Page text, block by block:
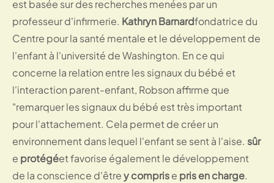
est basée sur des recherches menées par un
professeur d'infirmerie. Kathryn Barnardfondatrice du
Centre pour la santé mentale et le développement de
l'enfant à l'université de Washington. En ce qui
concerne la relation entre les signaux du bébé et
l'interaction parent-enfant, Robson affirme que
"remarquer les signaux du bébé est très important
pour l'attachement. Cela permet de créer un
environnement dans lequel l'enfant se sent à l'aise. sûr
e protégéet favorise également le développement
de la conscience d'êtrey comprise pris en charge.